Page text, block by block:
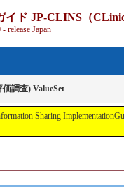
JP-CLINS（
- release Japan
調査) ValueSet
Sharing